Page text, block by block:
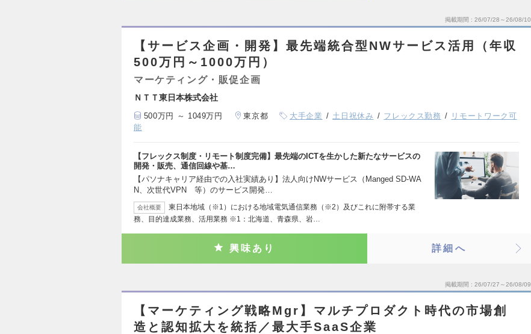
掲載期間 26/07/28～26/08/10
【サービス企画・開発】最先端統合型NWサービス活用（年収
500万円～1000万円）
マーケティング・販促企画
ＮＴＴ東日本株式会社
500万円 ～ 1049万円 東京都 大手企業 土日祝休み フレックス勤務
リモートワーク可
能
【フレックス制度・リモート制度完備】最先端のICTを生かした新たなサービスの
開発・販売、通信回線や基…
【パソナキャリア経由での入社実績あり】法人向けNWサービス（Manged SD-WA
N、次世代VPN 等）のサービス開発…
会社概要
東日本地域（※1）における地域電気通信業務（※2）及びこれに附帯する業
務、目的達成業務、活用業務 ※1：北海道、青森県、岩…
興味あり 詳細へ
掲載期間 26/07/27～26/08/09
【マーケティング戦略Mgr】マルチプロダクト時代の市場創
造と認知拡大を統括／最大手SaaS企業